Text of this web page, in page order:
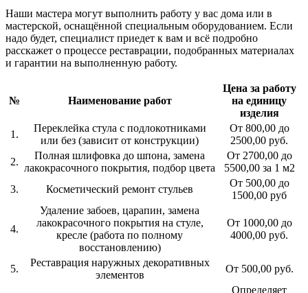
Наши мастера могут выполнить работу у вас дома или в
мастерской, оснащённой специальным оборудованием. Если
надо будет, специалист приедет к вам и всё подробно
расскажет о процессе реставрации, подобранных материалах
и гарантии на выполненную работу.
№ Наименование работ
Цена за работу
на единицу
изделия
1.
Переклейка стула с подлокотниками
или без (зависит от конструкции)
От 800,00 до
2500,00 руб.
2.
Полная шлифовка до шпона, замена
лакокрасочного покрытия, подбор цвета
От 2700,00 до
5500,00 за 1 м2
3.
Косметический ремонт стульев
От 500,00 до
1500,00 руб
4.
Удаление забоев, царапин, замена
лакокрасочного покрытия на стуле,
кресле (работа по полному
восстановлению)
От 1000,00 до
4000,00 руб.
5.
Реставрация наружных декоративных
элементов
От 500,00 руб.
Определяет